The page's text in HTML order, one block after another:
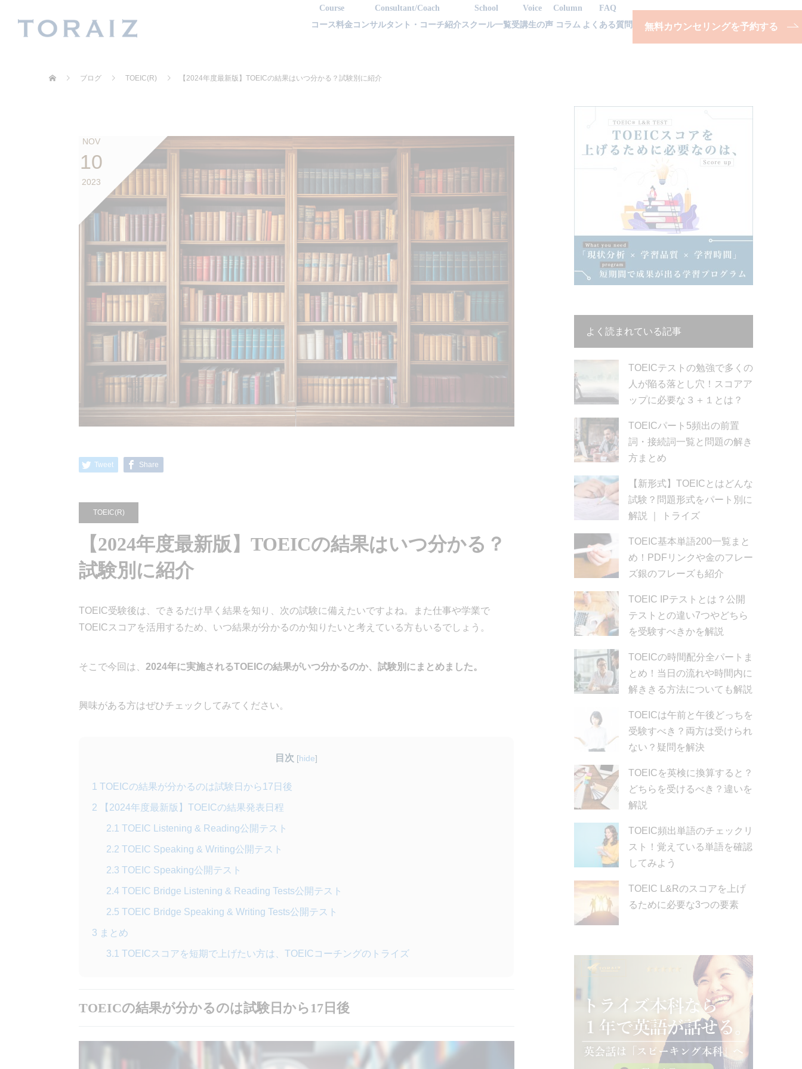
Course
コース料金
Consultant/Coach
コンサルタント・コーチ紹介
School
スクール一覧
Voice
受講生の声
Column
コラム
FAQ
よくある質問
無料カウンセリングを予約する
ブログ TOEIC(R) 【2024年度最新版】TOEICの結果はいつ分かる？試験別に紹介
NOV
10
2023
Tweet Share
TOEIC(R)
【2024年度最新版】TOEICの結果はいつ分かる？
試験別に紹介
TOEIC受験後は、できるだけ早く結果を知り、次の試験に備えたいですよね。また仕事や学業で
TOEICスコアを活用するため、いつ結果が分かるのか知りたいと考えている方もいるでしょう。
そこで今回は、 2024年に実施されるTOEICの結果がいつ分かるのか、試験別にまとめました。
興味がある方はぜひチェックしてみてください。
目次 [hide]
1 TOEICの結果が分かるのは試験日から17日後
2 【2024年度最新版】TOEICの結果発表日程
2.1 TOEIC Listening & Reading公開テスト
2.2 TOEIC Speaking & Writing公開テスト
2.3 TOEIC Speaking公開テスト
2.4 TOEIC Bridge Listening & Reading Tests公開テスト
2.5 TOEIC Bridge Speaking & Writing Tests公開テスト
3 まとめ
3.1 TOEICスコアを短期で上げたい方は、TOEICコーチングのトライズ
TOEICの結果が分かるのは試験日から17日後
よく読まれている記事
TOEICテストの勉強で多くの
人が陥る落とし穴！スコアア
ップに必要な３＋１とは？
TOEICパート5頻出の前置
詞・接続詞一覧と問題の解き
方まとめ
【新形式】TOEICとはどんな
試験？問題形式をパート別に
解説 ｜ トライズ
TOEIC基本単語200一覧まと
め！PDFリンクや金のフレー
ズ銀のフレーズも紹介
TOEIC IPテストとは？公開
テストとの違い7つやどちら
を受験すべきかを解説
TOEICの時間配分全パートま
とめ！当日の流れや時間内に
解ききる方法についても解説
TOEICは午前と午後どっちを
受験すべき？両方は受けられ
ない？疑問を解決
TOEICを英検に換算すると？
どちらを受けるべき？違いを
解説
TOEIC頻出単語のチェックリ
スト！覚えている単語を確認
してみよう
TOEIC L&Rのスコアを上げ
るために必要な3つの要素